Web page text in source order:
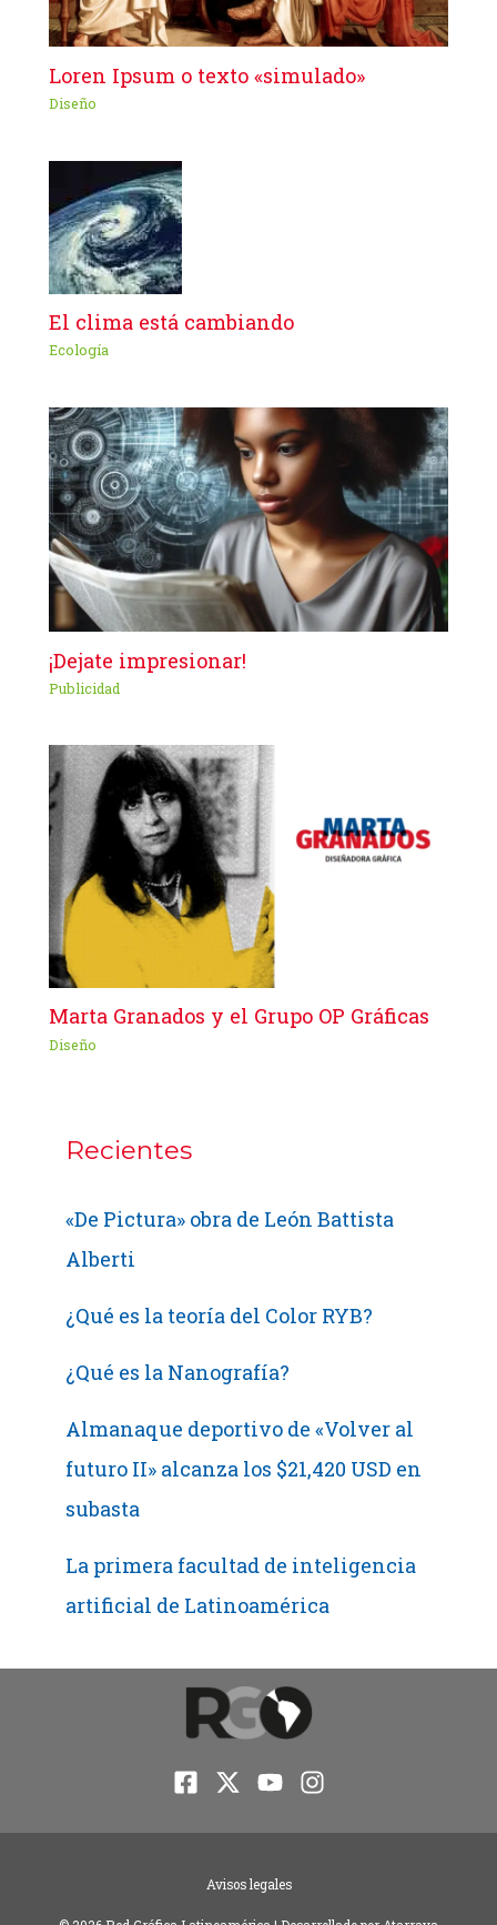
Loren Ipsum o texto «simulado»
Diseño
El clima está cambiando
Ecología
¡Dejate impresionar!
Publicidad
Marta Granados y el Grupo OP Gráficas
Diseño
Recientes
«De Pictura» obra de León Battista
Alberti
¿Qué es la teoría del Color RYB?
¿Qué es la Nanografía?
Almanaque deportivo de «Volver al
futuro II» alcanza los $21,420 USD en
subasta
La primera facultad de inteligencia
artificial de Latinoamérica
Avisos legales